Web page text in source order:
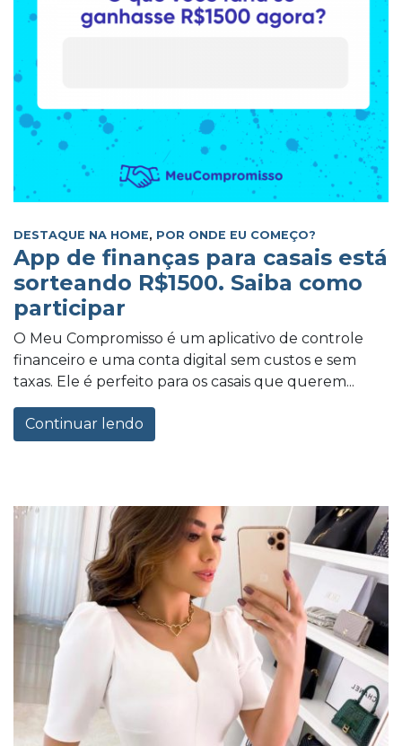
DESTAQUE NA HOME, POR ONDE EU COMEÇO?
App de finanças para casais está
sorteando R$1500. Saiba como
participar
O Meu Compromisso é um aplicativo de controle
financeiro e uma conta digital sem custos e sem
taxas. Ele é perfeito para os casais que querem...
Continuar lendo